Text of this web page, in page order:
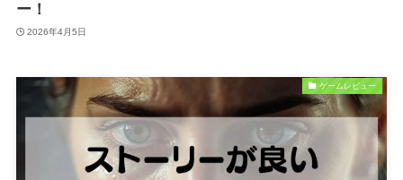
ー！
2026年4月5日
ゲームレビュー